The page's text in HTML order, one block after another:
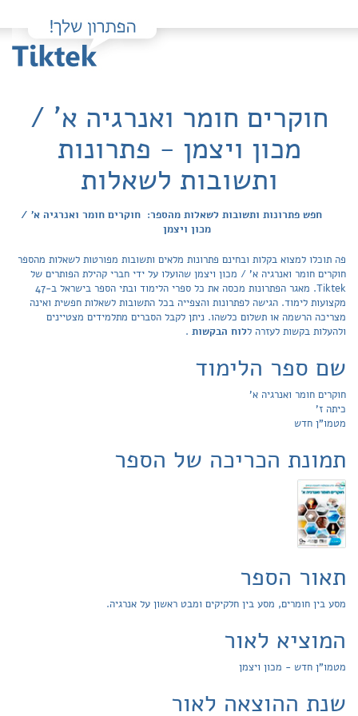
חוקרים חומר ואנרגיה א' /
מכון ויצמן - פתרונות
ותשובות לשאלות
חפש פתרונות ותשובות לשאלות מהספר: חוקרים חומר ואנרגיה א' /
מכון ויצמן
פה תוכלו למצוא בקלות ובחינם פתרונות מלאים ותשובות מפורטות לשאלות מהספר
חוקרים חומר ואנרגיה א' / מכון ויצמן שהועלו על ידי חברי קהילת הפותרים של
Tiktek. מאגר הפתרונות מכסה את כל ספרי הלימוד ובתי הספר בישראל ב-47
מקצועות לימוד. הגישה לפתרונות והצפייה בכל התשובות לשאלות חפשית ואינה
מצריכה הרשמה או תשלום כלשהו. ניתן לקבל הסברים מתלמידים מצטיינים
ולהעלות בקשות לעזרה ללוח הבקשות .
שם ספר הלימוד
חוקרים חומר ואנרגיה א'
כיתה ז'
מטמו"ן חדש
תמונת הכריכה של הספר
תאור הספר
מסע בין חומרים, מסע בין חלקיקים ומבט ראשון על אנרגיה.
המוציא לאור
מטמו"ן חדש - מכון ויצמן
שנת ההוצאה לאור